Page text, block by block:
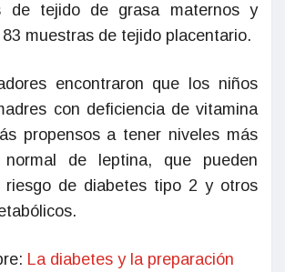
de tejido de grasa maternos y
muestras de tejido placentario.
encontraron que los niños
con deficiencia de vitamina
propensos a tener niveles más
de leptina, que pueden
riesgo de diabetes tipo 2 y otros
La diabetes y la preparación